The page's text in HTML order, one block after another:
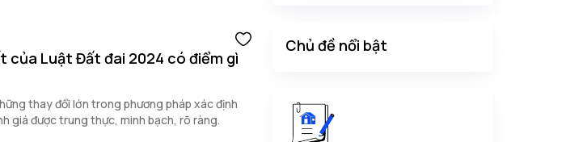
của Luật Đất đai 2024 có điểm gì
thay đổi lớn trong phương pháp xác định
giá được trung thực, minh bạch, rõ ràng.
Chủ đề nổi bật